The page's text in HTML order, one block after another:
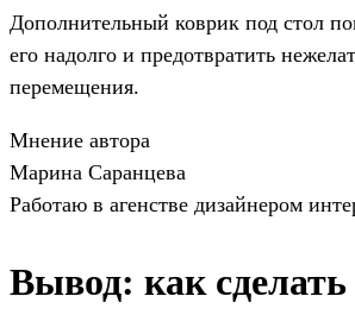
Дополнительный коврик под стол
его надолго и предотвратить
перемещения.
Мнение автора
Марина Саранцева
Работаю в агенстве дизайнером
Вывод: как сделать